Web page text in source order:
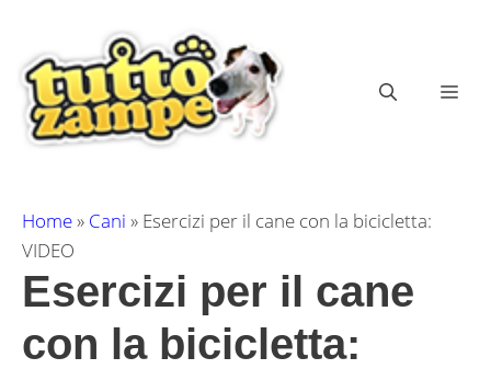
contenuto
Home» Cani » Esercizi per il cane con la bicicletta:
VIDEO
Esercizi per il cane
con la bicicletta: